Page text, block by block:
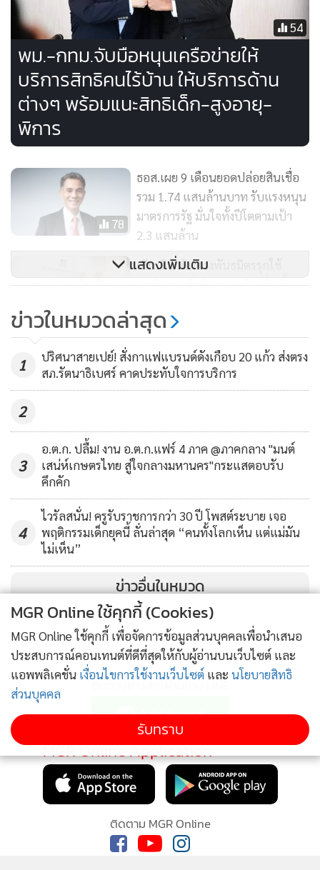
ส่วนภายในงานยังมีบูทให้บริการสุดพิเศษ ได้แก่ ตรวจเครดิตบูโร
ฟรี!, และพบกับตัวแทนธนาคาร/การเคหะแห่งชาติ ที่จะมาให้
ความรู้ แนะนำบ้านราคาพิเศษ ร่วมสำรวจความหวังและความ
จริงของการเข้าถึง “บ้าน” ในเขตเมืองหลวง บนหลักไมล์ พ.ศ.
2579 ในรูปแบบเว็บไซต์ Interactive ได้แล้วที่
https://thevisual.thaipbs.or.th/HomeAndHope
ลงทะเบียนสำรองที่นั่งฟรี!
www.thaipbs.or.th/RegisterTheVisual
54
พม.-กทม.จับมือหนุนเครือข่ายให้
บริการสิทธิคนไร้บ้าน ให้บริการด้าน
ต่างๆ พร้อมแนะสิทธิเด็ก-สูงอายุ-
พิการ
78
ธอส.เผย 9 เดือนยอดปล่อยสินเชื่อ
รวม 1.74 แสนล้านบาท รับแรงหนุน
มาตรการรัฐ มั่นใจทั้งปีโตตามเป้า
2.3 แสนล้าน
เกียรตินาคินควงพันธมิตรรุกใช้
เครดิตสกอริ่งพิจารณาสินเชื่อ ชี้
110
‘เศรษฐา’ ร่วมสัมมนาเปิดตัว ‘คู่มือ
เป้าหมายการพัฒนาที่ยั่งยืน’ ย้ำ
รัฐบาลให้ความสำคัญการลงทุน
แสดงเพิ่มเติม
ข่าวในหมวดล่าสุด
1
ปริศนาสายเปย์! สั่งกาแฟแบรนด์ดังเกือบ 20 แก้ว ส่งตรง
สภ.รัตนาธิเบศร์ คาดประทับใจการบริการ
2
3
อ.ต.ก. ปลื้ม! งาน อ.ต.ก.แฟร์ 4 ภาค @ภาคกลาง "มนต์
เสน่ห์เกษตรไทย สู่ใจกลางมหานคร"กระแสตอบรับ
คึกคัก
4
ไวรัลสนั่น! ครูรับราชการกว่า 30 ปี โพสต์ระบาย เจอ
พฤติกรรมเด็กยุคนี้ ลั่นล่าสุด “คนทั้งโลกเห็น แต่แม่มัน
ไม่เห็น”
ข่าวอื่นในหมวด
ติดตามข่าวสารผ่านทาง LINE
MGR Online Application
ติดตาม MGR Online
MGR Online ใช้คุกกี้ (Cookies)
MGR Online ใช้คุกกี้ เพื่อจัดการข้อมูลส่วนบุคคลเพื่อนำเสนอ
ประสบการณ์คอนเทนต์ที่ดีที่สุดให้กับผู้อ่านบนเว็บไซต์ และ
แอพพลิเคชั่น เงื่อนไขการใช้งานเว็บไซต์ และ นโยบายสิทธิ
ส่วนบุคคล
รับทราบ